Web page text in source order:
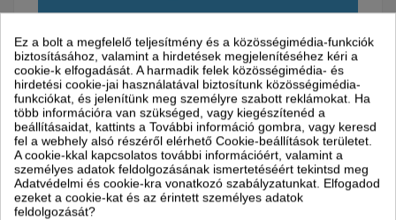
Garancia 24 hónap
Szállítással kapcsolatos információk
Partnereink Szállítási idő
Ez a bolt a megfelelő teljesítmény és a közösségimédia-funkciók
biztosításához, valamint a hirdetések megjelenítéséhez kéri a
cookie-k elfogadását. A harmadik felek közösségimédia- és
hirdetési cookie-jai használatával biztosítunk közösségimédia-
funkciókat, és jelenítünk meg személyre szabott reklámokat. Ha
több információra van szükséged, vagy kiegészítenéd a
beállításaidat, kattints a További információ gombra, vagy keresd
fel a webhely alsó részéről elérhető Cookie-beállítások területet.
A cookie-kkal kapcsolatos további információért, valamint a
személyes adatok feldolgozásának ismertetéséért tekintsd meg
Adatvédelmi és cookie-kra vonatkozó szabályzatunkat. Elfogadod
ezeket a cookie-kat és az érintett személyes adatok
feldolgozását?